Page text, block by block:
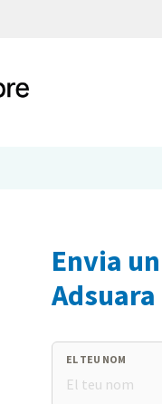
Envia
EL TEU NOM